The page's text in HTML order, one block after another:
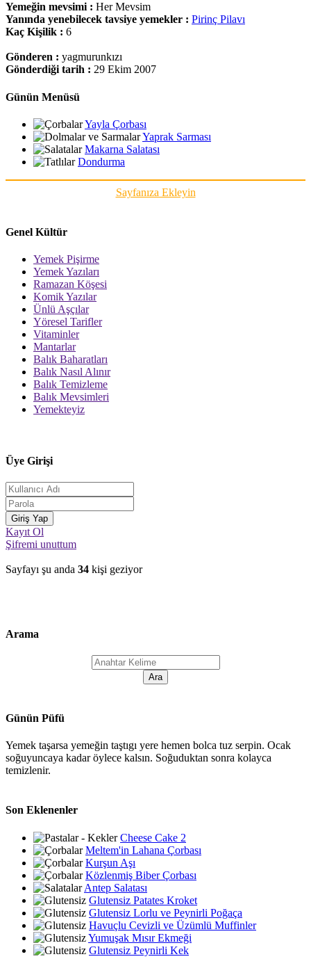
Yemeğin mevsimi : Her Mevsim
Yanında yenebilecek tavsiye yemekler : Pirinç Pilavı
Kaç Kişilik : 6
Gönderen : yagmurunkızı
Gönderdiği tarih : 29 Ekim 2007
Günün Menüsü
Yayla Çorbası
Yaprak Sarması
Makarna Salatası
Dondurma
Sayfanıza Ekleyin
Genel Kültür
Yemek Pişirme
Yemek Yazıları
Ramazan Köşesi
Komik Yazılar
Ünlü Aşçılar
Yöresel Tarifler
Vitaminler
Mantarlar
Balık Baharatları
Balık Nasıl Alınır
Balık Temizleme
Balık Mevsimleri
Yemekteyiz
Üye Girişi
Kayıt Ol
Şifremi unuttum
Sayfayı şu anda 34 kişi geziyor
Arama
Günün Püfü
Yemek taşarsa yemeğin taştıgı yere hemen bolca tuz serpin. Ocak
soğuyuncaya kadar öylece kalsın. Soğuduktan sonra kolayca
temizlenir.
Son Eklenenler
Cheese Cake 2
Meltem'in Lahana Çorbası
Kurşun Aşı
Közlenmiş Biber Çorbası
Antep Salatası
Glutensiz Patates Kroket
Glutensiz Lorlu ve Peynirli Poğaça
Havuçlu Cevizli ve Üzümlü Muffinler
Yumuşak Mısır Ekmeği
Glutensiz Peynirli Kek